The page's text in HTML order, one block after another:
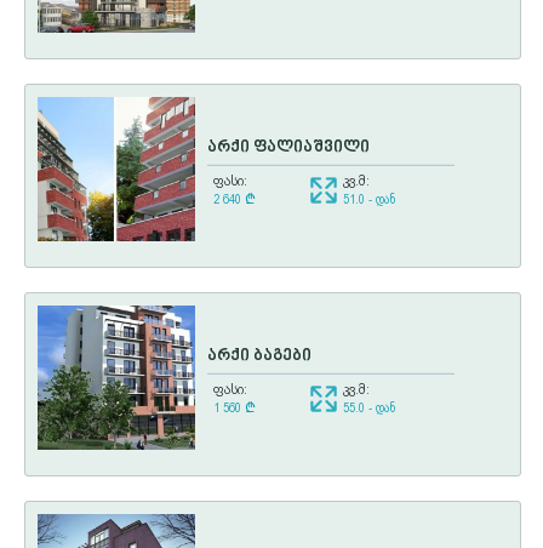
არქი ფალიაშვილი
ფასი:
2 640 ¢
კვ.მ:
51.0 - დან
არქი ბაგები
ფასი:
1 560 ¢
კვ.მ:
55.0 - დან